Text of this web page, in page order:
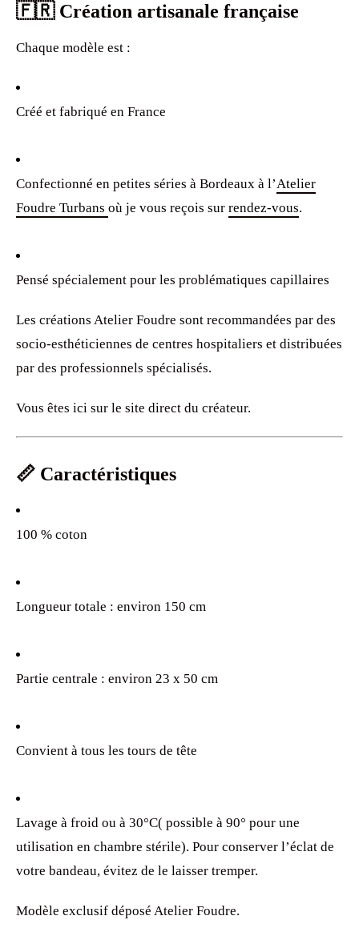
🇫🇷 Création artisanale française
Chaque modèle est :
Créé et fabriqué en France
Confectionné en petites séries à Bordeaux à l’Atelier
Foudre Turbans où je vous reçois sur rendez-vous.
Pensé spécialement pour les problématiques capillaires
Les créations Atelier Foudre sont recommandées par des
socio-esthéticiennes de centres hospitaliers et distribuées
par des professionnels spécialisés.
Vous êtes ici sur le site direct du créateur.
📏 Caractéristiques
100 % coton
Longueur totale : environ 150 cm
Partie centrale : environ 23 x 50 cm
Convient à tous les tours de tête
Lavage à froid ou à 30°C( possible à 90° pour une
utilisation en chambre stérile). Pour conserver l’éclat de
votre bandeau, évitez de le laisser tremper.
Modèle exclusif déposé Atelier Foudre.